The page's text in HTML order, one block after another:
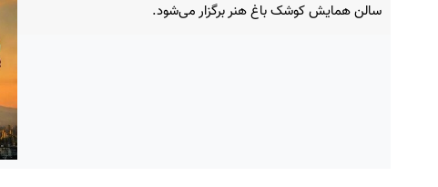
سالن همایش کوشک باغ هنر برگزار می‌شود.